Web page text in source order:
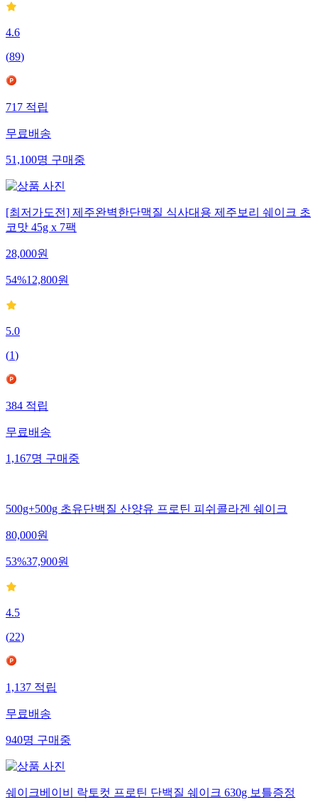
4.6
(89)
717 적립
무료배송
51,100명 구매중
[최저가도전] 제주완벽한단맥질 식사대용 제주보리 쉐이크 초
코맛 45g x 7팩
28,000원
54%12,800원
5.0
(1)
384 적립
무료배송
1,167명 구매중
500g+500g 초유단백질 산양유 프로틴 피쉬콜라겐 쉐이크
80,000원
53%37,900원
4.5
(22)
1,137 적립
무료배송
940명 구매중
쉐이크베이비 락토컷 프로틴 단백질 쉐이크 630g 보틀증정